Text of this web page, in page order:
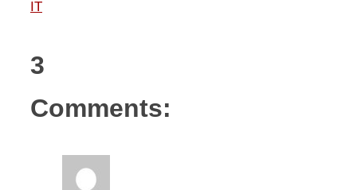
IT
3
Comments: